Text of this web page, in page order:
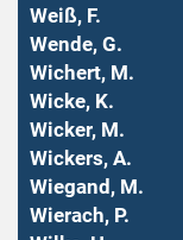
Weiß, F.
Wende, G.
Wichert, M.
Wicke, K.
Wicker, M.
Wickers, A.
Wiegand, M.
Wierach, P.